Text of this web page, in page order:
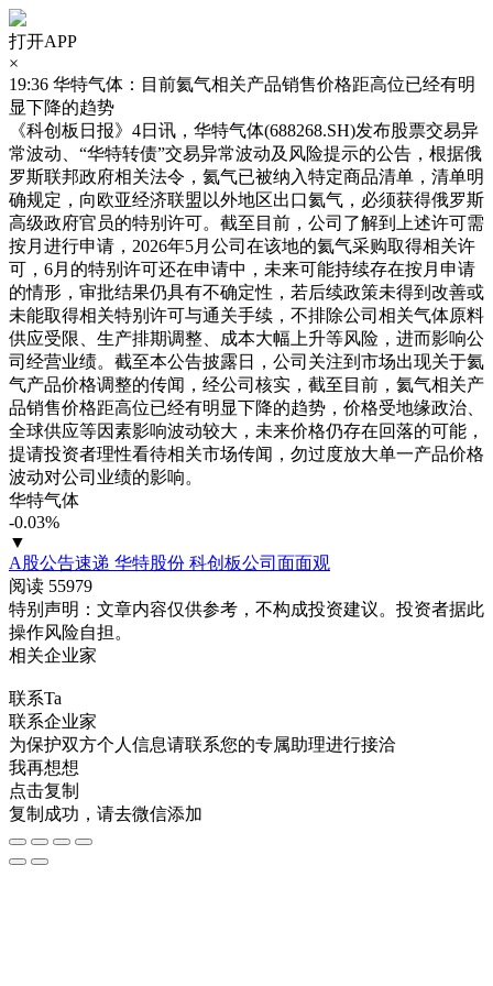
打开APP
×
19:36 华特气体：目前氦气相关产品销售价格距高位已经有明
显下降的趋势
《科创板日报》4日讯，华特气体(688268.SH)发布股票交易异
常波动、“华特转债”交易异常波动及风险提示的公告，根据俄
罗斯联邦政府相关法令，氦气已被纳入特定商品清单，清单明
确规定，向欧亚经济联盟以外地区出口氦气，必须获得俄罗斯
高级政府官员的特别许可。截至目前，公司了解到上述许可需
按月进行申请，2026年5月公司在该地的氦气采购取得相关许
可，6月的特别许可还在申请中，未来可能持续存在按月申请
的情形，审批结果仍具有不确定性，若后续政策未得到改善或
未能取得相关特别许可与通关手续，不排除公司相关气体原料
供应受限、生产排期调整、成本大幅上升等风险，进而影响公
司经营业绩。截至本公告披露日，公司关注到市场出现关于氦
气产品价格调整的传闻，经公司核实，截至目前，氦气相关产
品销售价格距高位已经有明显下降的趋势，价格受地缘政治、
全球供应等因素影响波动较大，未来价格仍存在回落的可能，
提请投资者理性看待相关市场传闻，勿过度放大单一产品价格
波动对公司业绩的影响。
华特气体
-0.03%
▼
A股公告速递 华特股份 科创板公司面面观
阅读 55979
特别声明：文章内容仅供参考，不构成投资建议。投资者据此
操作风险自担。
相关企业家
联系Ta
联系企业家
为保护双方个人信息请联系您的专属助理进行接洽
我再想想
点击复制
复制成功，请去微信添加